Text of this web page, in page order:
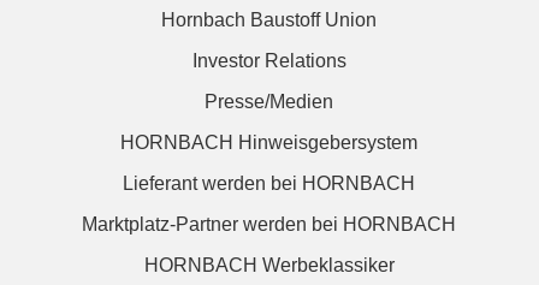
Hornbach Baustoff Union
Investor Relations
Presse/Medien
HORNBACH Hinweisgebersystem
Lieferant werden bei HORNBACH
Marktplatz-Partner werden bei HORNBACH
HORNBACH Werbeklassiker